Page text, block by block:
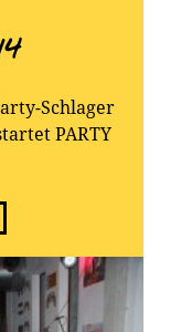
Schlager
PARTY